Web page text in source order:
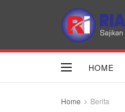
HOME
Home Berita